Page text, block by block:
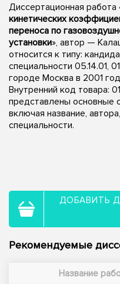
Диссертационная работа
кинетических
переноса по
установки», автор —
относится к типу:
специальности 05.14.01,
городе Москва в 2001
Внутренний код товара:
представлены основные
включая название,
специальности.
ДОБАВИТЬ
Рекомендуемые
Название